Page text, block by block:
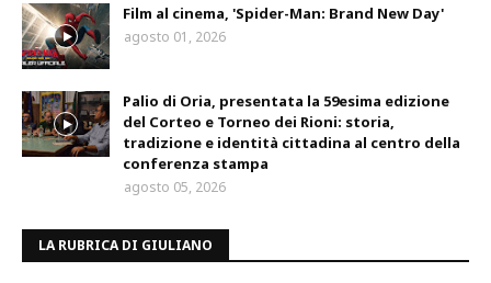
Film al cinema, 'Spider-Man: Brand New Day'
agosto 01, 2026
Palio di Oria, presentata la 59esima edizione
del Corteo e Torneo dei Rioni: storia,
tradizione e identità cittadina al centro della
conferenza stampa
agosto 05, 2026
LA RUBRICA DI GIULIANO